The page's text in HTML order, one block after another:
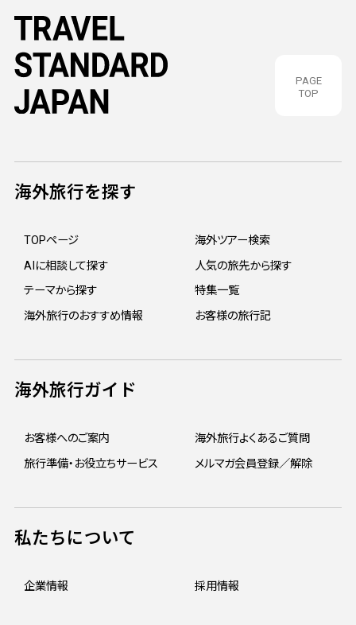
PAGE
TOP
海外旅行を探す
TOPページ
海外ツアー検索
AIに相談して探す
人気の旅先から探す
テーマから探す
特集一覧
海外旅行のおすすめ情報
お客様の旅行記
海外旅行ガイド
お客様へのご案内
海外旅行よくあるご質問
旅行準備・お役立ちサービス
メルマガ会員登録／解除
私たちについて
企業情報 採用情報